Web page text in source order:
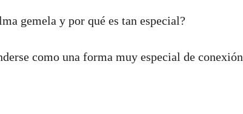
gemela y por qué es tan especial?
como una forma muy especial de conexión